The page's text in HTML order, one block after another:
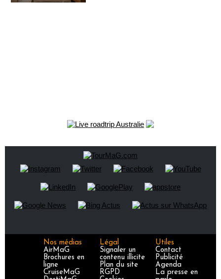
Nos médias
AirMaG
Brochures en
ligne
CruiseMaG
Légal
Signaler un
contenu illicite
Plan du site
RGPD
Utiles
Contact
Publicité
Agenda
La presse en